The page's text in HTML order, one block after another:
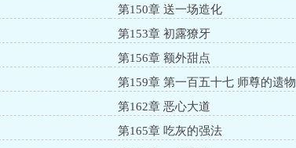
第150章 送一场造化
第153章 初露獠牙
第156章 额外甜点
第159章 第一百五十七 师尊的遗物
第162章 恶心大道
第165章 吃灰的强法